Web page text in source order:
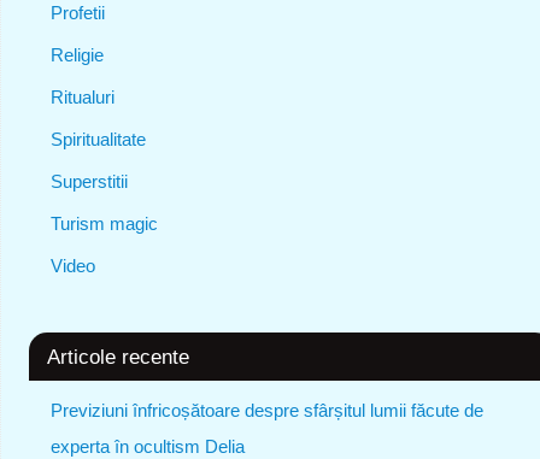
Profetii
Religie
Ritualuri
Spiritualitate
Superstitii
Turism magic
Video
Articole recente
Previziuni înfricoșătoare despre sfârșitul lumii făcute de
experta în ocultism Delia